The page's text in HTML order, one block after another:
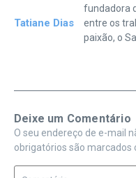
Tatiane Dias
fundadora
entre os
paixão, o
Deixe um Comentário
O seu endereço de e-mail
obrigatórios são marcados